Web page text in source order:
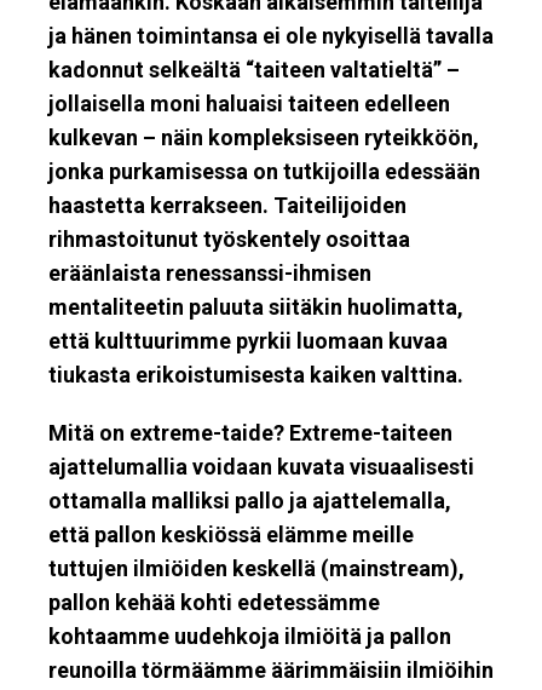
ja hänen toimintansa ei ole nykyisellä tavalla
kadonnut selkeältä “taiteen valtatieltä” –
jollaisella moni haluaisi taiteen edelleen
kulkevan – näin kompleksiseen ryteikköön,
jonka purkamisessa on tutkijoilla edessään
haastetta kerrakseen. Taiteilijoiden
rihmastoitunut työskentely osoittaa
eräänlaista renessanssi-ihmisen
mentaliteetin paluuta siitäkin huolimatta,
että kulttuurimme pyrkii luomaan kuvaa
tiukasta erikoistumisesta kaiken valttina.
Mitä on extreme-taide? Extreme-taiteen
ajattelumallia voidaan kuvata visuaalisesti
ottamalla malliksi pallo ja ajattelemalla,
että pallon keskiössä elämme meille
tuttujen ilmiöiden keskellä (mainstream),
pallon kehää kohti edetessämme
kohtaamme uudehkoja ilmiöitä ja pallon
reunoilla törmäämme äärimmäisiin ilmiöihin